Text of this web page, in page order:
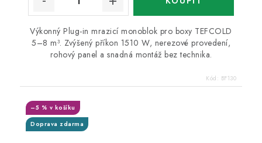
Výkonný Plug-in mrazicí monoblok pro boxy TEFCOLD
5–8 m³. Zvýšený příkon 1510 W, nerezové provedení,
rohový panel a snadná montáž bez technika.
Kód: BF130
Doprava zdarma
–5 % v košíku